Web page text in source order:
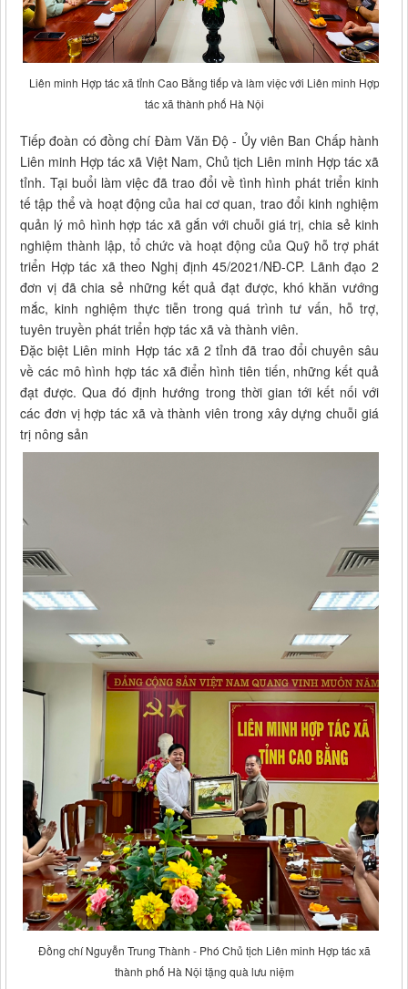
Liên minh Hợp tác xã tỉnh Cao Bằng tiếp và làm việc với Liên minh Hợp
tác xã thành phố Hà Nội
Tiếp đoàn có đồng chí Đàm Văn Độ - Ủy viên Ban Chấp hành
Liên minh Hợp tác xã Việt Nam, Chủ tịch Liên minh Hợp tác xã
tỉnh. Tại buổi làm việc đã trao đổi về tình hình phát triển kinh
tế tập thể và hoạt động của hai cơ quan, trao đổi kinh nghiệm
quản lý mô hình hợp tác xã gắn với chuỗi giá trị, chia sẻ kinh
nghiệm thành lập, tổ chức và hoạt động của Quỹ hỗ trợ phát
triển Hợp tác xã theo Nghị định 45/2021/NĐ-CP. Lãnh đạo 2
đơn vị đã chia sẻ những kết quả đạt được, khó khăn vướng
mắc, kinh nghiệm thực tiễn trong quá trình tư vấn, hỗ trợ,
tuyên truyền phát triển hợp tác xã và thành viên.
Đặc biệt Liên minh Hợp tác xã 2 tỉnh đã trao đổi chuyên sâu
về các mô hình hợp tác xã điển hình tiên tiến, những kết quả
đạt được. Qua đó định hướng trong thời gian tới kết nối với
các đơn vị hợp tác xã và thành viên trong xây dựng chuỗi giá
trị nông sản
Đồng chí Nguyễn Trung Thành - Phó Chủ tịch Liên minh Hợp tác xã
thành phố Hà Nội tặng quà lưu niệm